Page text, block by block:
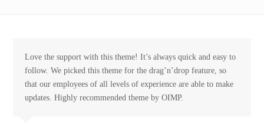
Love the support with this theme! It’s always quick and easy to
follow. We picked this theme for the drag’n’drop feature, so
that our employees of all levels of experience are able to make
updates. Highly recommended theme by OIMP.